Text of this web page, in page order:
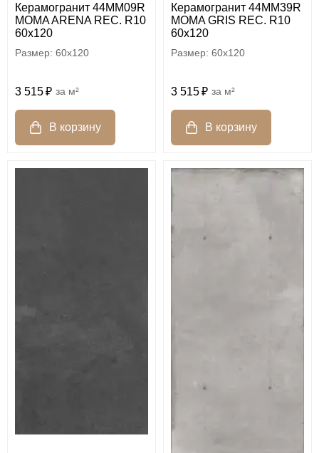
Керамогранит 44MM09R
MOMA ARENA REC. R10
60x120
60x120
3 515 м²
Керамогранит 44MM39R
MOMA GRIS REC. R10
60x120
60x120
3 515 м²